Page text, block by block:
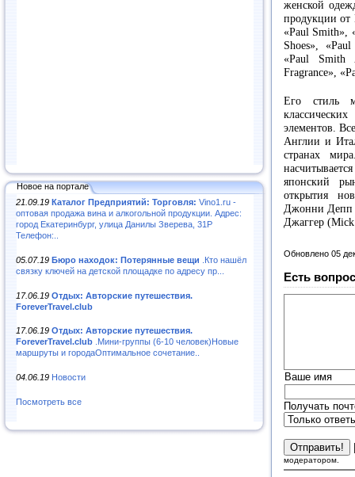
Новое на портале
21.09.19 Каталог Предприятий: Торговля: Vino1.ru -
оптовая продажа вина и алкогольной продукции. Адрес:
город Екатеринбург, улица Данилы Зверева, 31Р
Телефон:..
05.07.19 Бюро находок: Потерянные вещи .Кто нашёл
связку ключей на детской площадке по адресу пр...
17.06.19 Отдых: Авторские путешествия.
ForeverTravel.club
17.06.19 Отдых: Авторские путешествия.
ForeverTravel.club .Мини-группы (6-10 человек)Новые
маршруты и городаОптимальное сочетание..
04.06.19 Новости
Посмотреть все
женской
продукции от
«Paul Smith»,
Shoes»,
«Paul Smith
Fragrance»,
Его стиль
элементов.
Англии и
странах
японский
открытия
Джонни Депп
Джаггер
Обновлено 05
Есть
Ваше имя
Получать
модератором.